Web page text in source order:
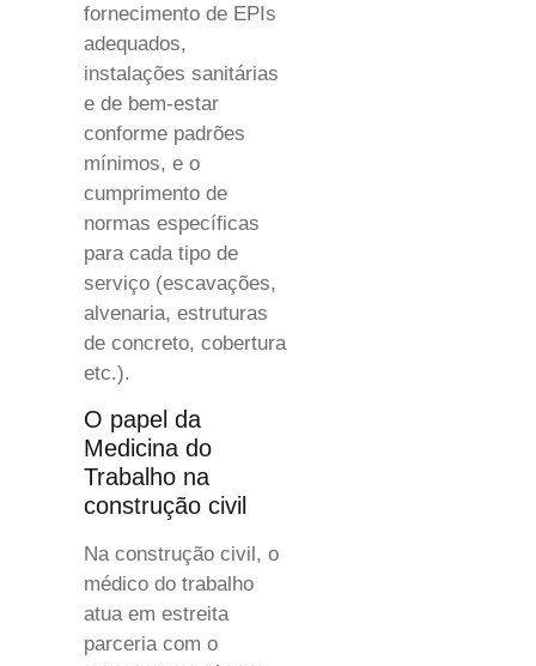
fornecimento de EPIs
adequados,
instalações sanitárias
e de bem-estar
conforme padrões
mínimos, e o
cumprimento de
normas específicas
para cada tipo de
serviço (escavações,
alvenaria, estruturas
de concreto, cobertura
etc.).
O papel da
Medicina do
Trabalho na
construção civil
Na construção civil, o
médico do trabalho
atua em estreita
parceria com o